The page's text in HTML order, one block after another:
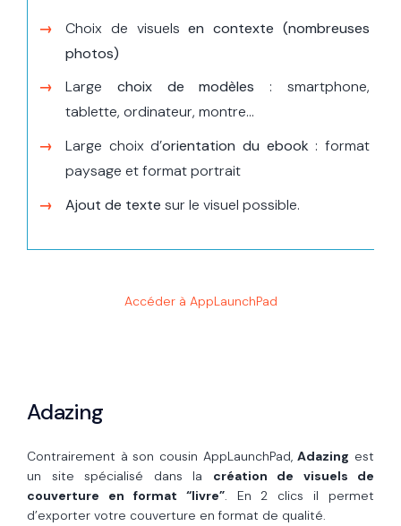
Choix de visuels en contexte (nombreuses
photos)
Large choix de modèles : smartphone,
tablette, ordinateur, montre…
Large choix d’orientation du ebook : format
paysage et format portrait
Ajout de texte sur le visuel possible.
Accéder à AppLaunchPad
Adazing
Contrairement à son cousin AppLaunchPad,Adazing est
un site spécialisé dans la création de visuels de
couverture en format “livre”. En 2 clics il permet
d’exporter votre couverture en format de qualité.